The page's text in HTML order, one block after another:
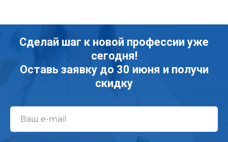
Сделай шаг к новой профессии уже
сегодня!
Оставь заявку до 30 июня и получи
скидку